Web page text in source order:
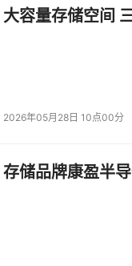
大容量存储空间
2026年05月28日 10点00分
存储品牌康盈半